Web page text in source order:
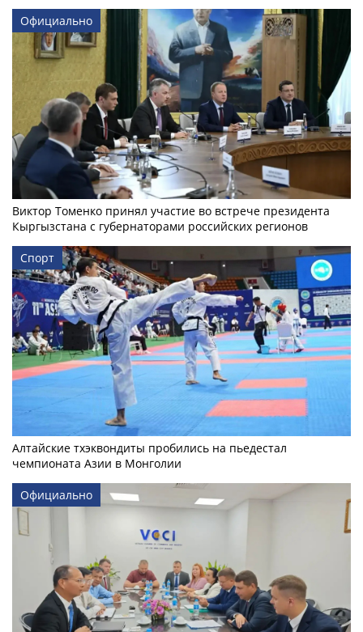
Официально
Виктор Томенко принял участие во встрече президента
Кыргызстана с губернаторами российских регионов
Спорт
Алтайские тхэквондиты пробились на пьедестал
чемпионата Азии в Монголии
Официально